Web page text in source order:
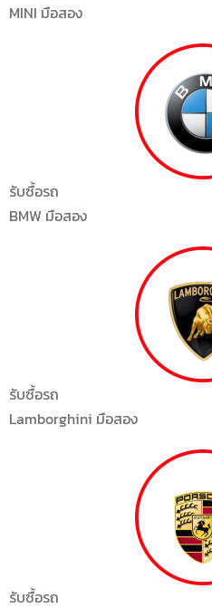
MINI มือสอง
รับซื้อรถ
BMW มือสอง
รับซื้อรถ
Lamborghini มือสอง
รับซื้อรถ